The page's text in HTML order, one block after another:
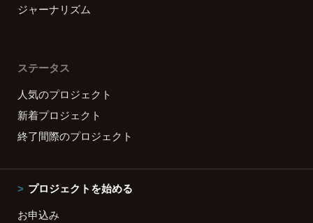
ジャーナリズム
ステータス
人気のプロジェクト
新着プロジェクト
終了間際のプロジェクト
プロジェクトを始める
お申込み